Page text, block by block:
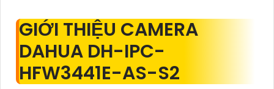
GIỚI THIỆU CAMERA
DAHUA DH-IPC-
HFW3441E-AS-S2